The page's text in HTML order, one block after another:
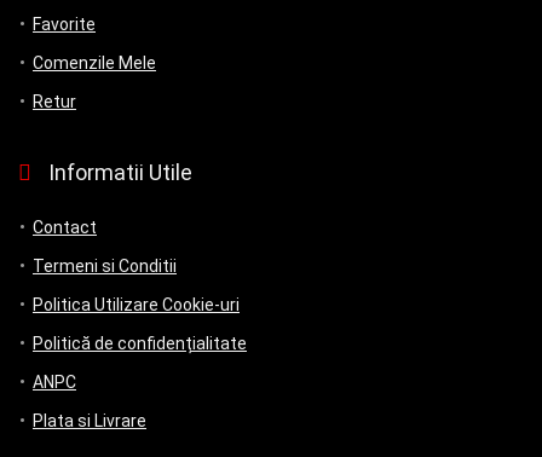
Favorite
Comenzile Mele
Retur
Informatii Utile
Contact
Termeni si Conditii
Politica Utilizare Cookie-uri
Politică de confidențialitate
ANPC
Plata si Livrare